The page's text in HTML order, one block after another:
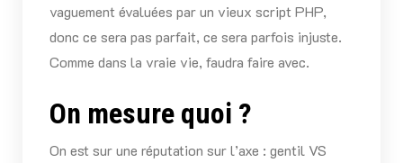
vaguement évaluées par un vieux script PHP,
donc ce sera pas parfait, ce sera parfois injuste.
Comme dans la vraie vie, faudra faire avec.
On mesure quoi ?
On est sur une réputation sur l’axe : gentil VS